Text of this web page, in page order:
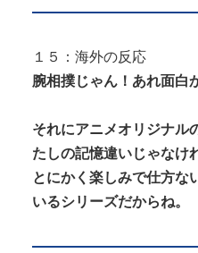
１５：海外の反応
腕相撲じゃん！あれ面白
それにアニメオリジナル
たしの記憶違いじゃなけ
とにかく楽しみで仕方な
いるシリーズだからね。